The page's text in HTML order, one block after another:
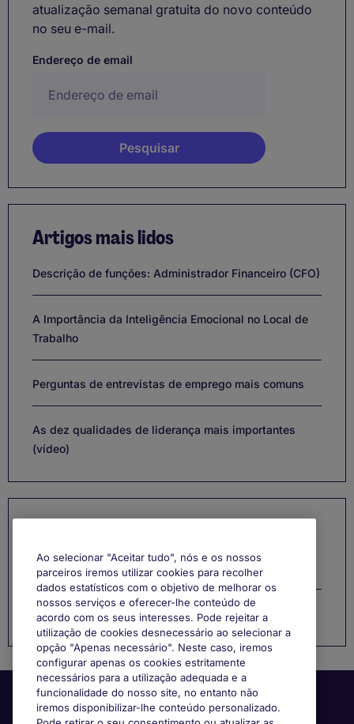
atualização semanal gratuita do novo conteúdo
no seu e-mail.
Endereço de email
Artigos mais lidos
Descrição de funções: Administrador Financeiro (CFO)
A Importância da Inteligência Emocional no Local de
Trabalho
Perguntas de entrevistas de emprego mais comuns
As dez qualidades de liderança mais importantes
(vídeo)
Gestão de Carreira
Função
Ao selecionar "Aceitar tudo", nós e os nossos
parceiros iremos utilizar cookies para recolher
dados estatísticos com o objetivo de melhorar os
nossos serviços e oferecer-lhe conteúdo de
acordo com os seus interesses. Pode rejeitar a
utilização de cookies desnecessário ao selecionar a
opção "Apenas necessário". Neste caso, iremos
configurar apenas os cookies estritamente
necessários para a utilização adequada e a
funcionalidade do nosso site, no entanto não
iremos disponibilizar-lhe conteúdo personalizado.